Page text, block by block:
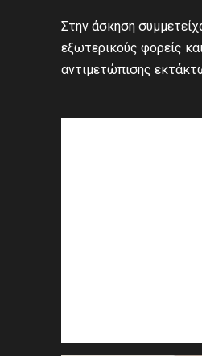
Στην άσκηση
εξωτερικούς φορείς
αντιμετώπισης